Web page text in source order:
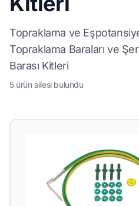
Topraklama ve
Topraklama Baraları ve
Barası Kitleri
5 ürün ailesi bulundu